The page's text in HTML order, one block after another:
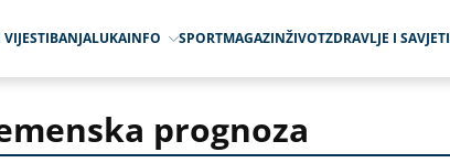
VIJESTIBANJALUKAINFO SPORTMAGAZINŽIVOTZDRAVLJE I SAVJETI
prognoza